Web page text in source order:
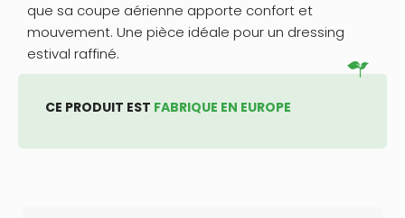
CE PRODUIT EST FABRIQUE EN EUROPE
que sa coupe aérienne apporte confort et
mouvement. Une pièce idéale pour un dressing
estival raffiné.